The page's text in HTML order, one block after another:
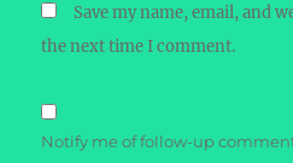
Save my name, email, and
the next time I comment.
Notify me of follow-up